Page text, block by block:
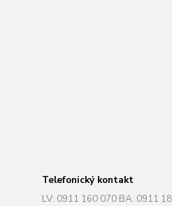
Telefonický kontakt
LV: 0911 160 070 BA: 0911